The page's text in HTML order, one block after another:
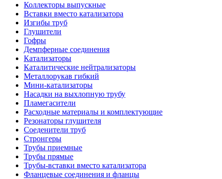
Коллекторы выпускные
Вставки вместо катализатора
Изгибы труб
Глушители
Гофры
Демпферные соединения
Катализаторы
Каталитические нейтрализаторы
Металлорукав гибкий
Мини-катализаторы
Насадки на выхлопную трубу
Пламегасители
Расходные материалы и комплектующие
Резонаторы глушителя
Соеденители труб
Стронгеры
Трубы приемные
Трубы прямые
Трубы-вставки вместо катализатора
Фланцевые соединения и фланцы